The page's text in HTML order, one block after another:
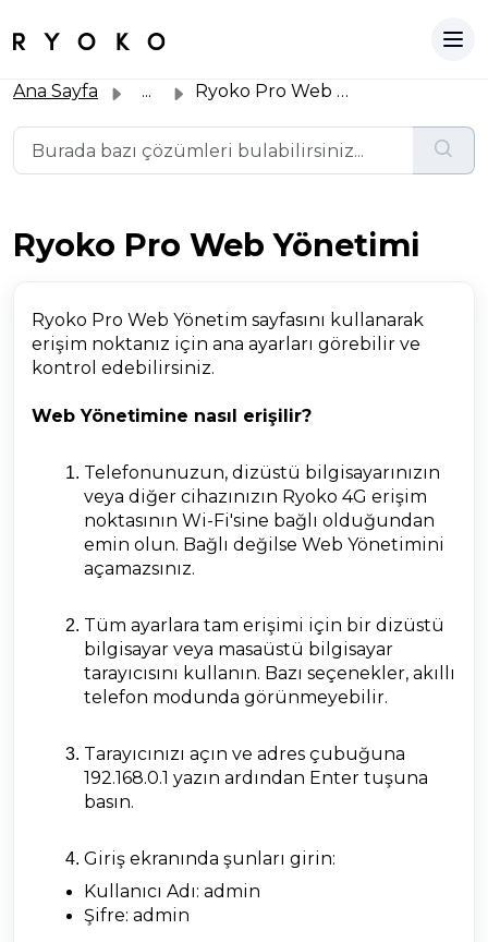
Ana Sayfa ... Ryoko Pro Web Yönetimi
Ryoko Pro Web Yönetimi
Ryoko Pro Web Yönetim sayfasını kullanarak
erişim noktanız için ana ayarları görebilir ve
kontrol edebilirsiniz.
Web Yönetimine nasıl erişilir?
Telefonunuzun, dizüstü bilgisayarınızın
veya diğer cihazınızın Ryoko 4G erişim
noktasının Wi-Fi'sine bağlı olduğundan
emin olun. Bağlı değilse Web Yönetimini
açamazsınız.
Tüm ayarlara tam erişimi için bir dizüstü
bilgisayar veya masaüstü bilgisayar
tarayıcısını kullanın. Bazı seçenekler, akıllı
telefon modunda görünmeyebilir.
Tarayıcınızı açın ve adres çubuğuna
192.168.0.1 yazın ardından Enter tuşuna
basın.
Giriş ekranında şunları girin:
Kullanıcı Adı: admin
Şifre: admin